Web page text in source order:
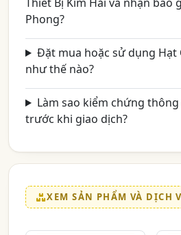
Phong?
Đặt mua hoặc sử dụng Hạt
như thế nào?
Làm sao kiểm chứng
trước khi giao dịch?
XEM SẢN PHẨM VÀ DỊCH